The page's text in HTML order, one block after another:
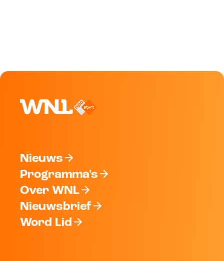
Nieuws
Programma's
Over WNL
Nieuwsbrief
Word Lid